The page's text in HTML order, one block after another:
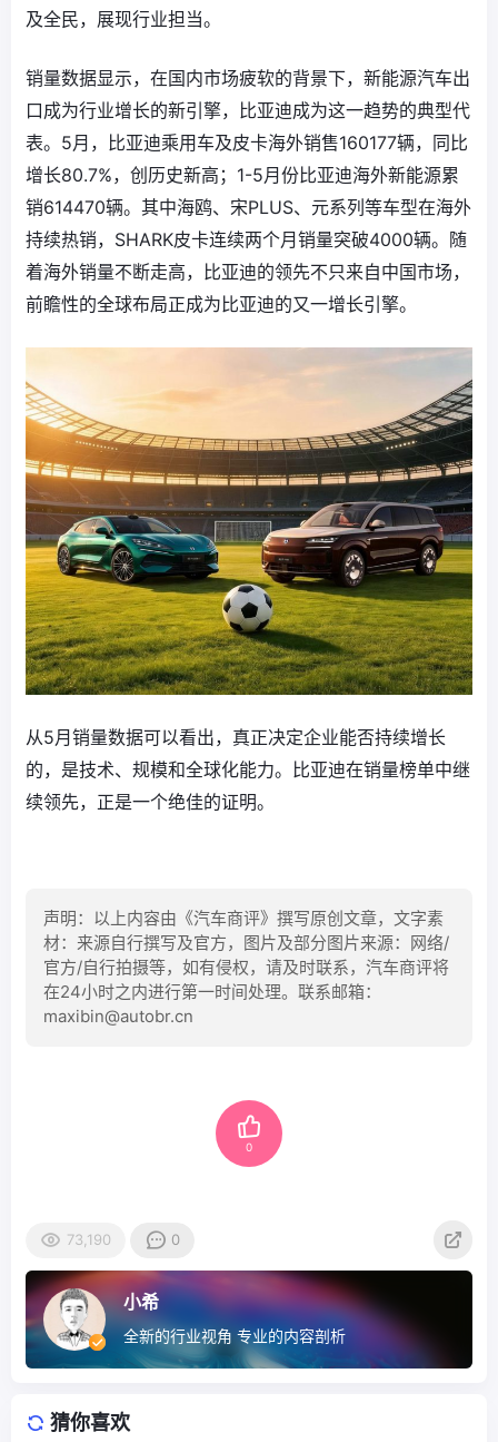
及全民，展现行业担当。
销量数据显示，在国内市场疲软的背景下，新能源汽车出
口成为行业增长的新引擎，比亚迪成为这一趋势的典型代
表。5月，比亚迪乘用车及皮卡海外销售160177辆，同比
增长80.7%，创历史新高；1-5月份比亚迪海外新能源累
销614470辆。其中海鸥、宋PLUS、元系列等车型在海外
持续热销，SHARK皮卡连续两个月销量突破4000辆。随
着海外销量不断走高，比亚迪的领先不只来自中国市场，
前瞻性的全球布局正成为比亚迪的又一增长引擎。
从5月销量数据可以看出，真正决定企业能否持续增长
的，是技术、规模和全球化能力。比亚迪在销量榜单中继
续领先，正是一个绝佳的证明。
声明：以上内容由《汽车商评》撰写原创文章，文字素
材：来源自行撰写及官方，图片及部分图片来源：网络/
官方/自行拍摄等，如有侵权，请及时联系，汽车商评将
在24小时之内进行第一时间处理。联系邮箱：
maxibin@autobr.cn
0
73,190 0
小希
全新的行业视角 专业的内容剖析
猜你喜欢